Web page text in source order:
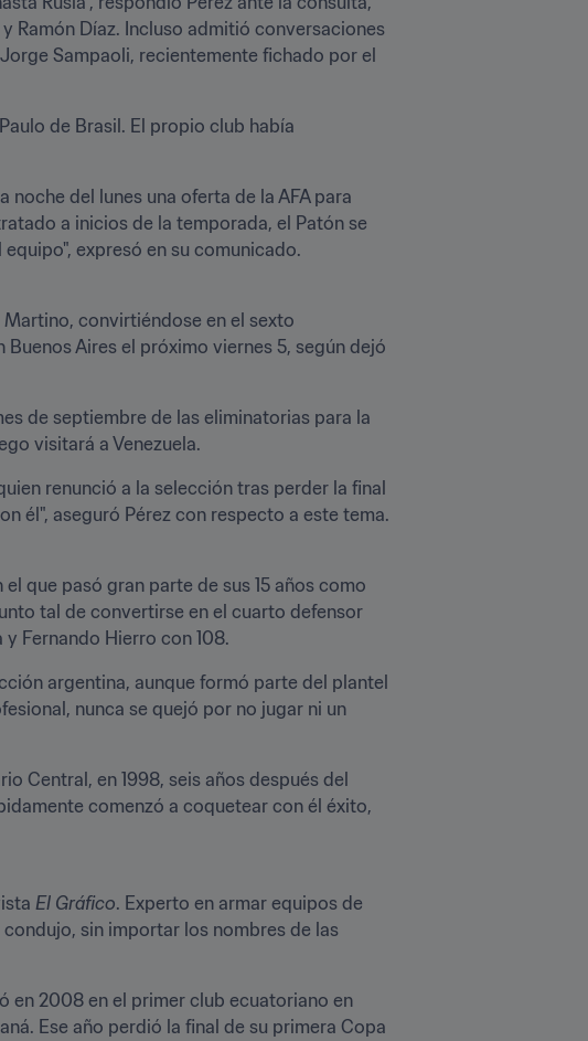
Ramón Díaz. Incluso admitió conversaciones
Sampaoli, recientemente fichado por el
de Brasil. El propio club había
del lunes una oferta de la AFA para
a inicios de la temporada, el Patón se
expresó en su comunicado.
convirtiéndose en el sexto
Aires el próximo viernes 5, según dejó
de septiembre de las eliminatorias para la
visitará a Venezuela.
renunció a la selección tras perder la final
él", aseguró Pérez con respecto a este tema.
que pasó gran parte de sus 15 años como
tal de convertirse en el cuarto defensor
Fernando Hierro con 108.
argentina, aunque formó parte del plantel
nunca se quejó por no jugar ni un
Central, en 1998, seis años después del
comenzó a coquetear con él éxito,
El Gráfico. Experto en armar equipos de
sin importar los nombres de las
en 2008 en el primer club ecuatoriano en
Ese año perdió la final de su primera Copa